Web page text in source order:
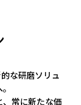
な研磨ソリュ
常に新たな価